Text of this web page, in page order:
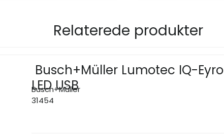
Relaterede produkter
Busch+Müller Lumotec IQ-Eyro
LED USB
Busch+Müller
31454